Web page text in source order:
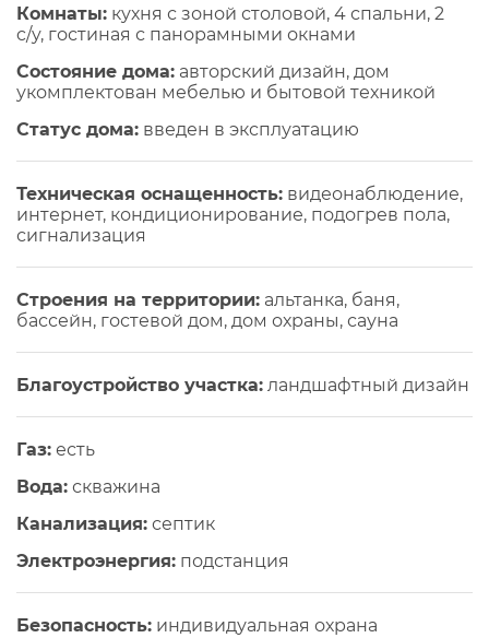
Комнаты: кухня с зоной столовой, 4 спальни, 2
c/y, гостиная с панорамными окнами
Состояние дома: авторский дизайн, дом
укомплектован мебелью и бытовой техникой
Статус дома: введен в эксплуатацию
Техническая оснащенность: видеонаблюдение,
интернет, кондиционирование, подогрев пола,
сигнализация
Строения на территории: альтанка, баня,
бассейн, гостевой дом, дом охраны, сауна
Благоустройство участка: ландшафтный дизайн
Газ: есть
Вода: скважина
Канализация: септик
Электроэнергия: подстанция
Безопасность: индивидуальная охрана